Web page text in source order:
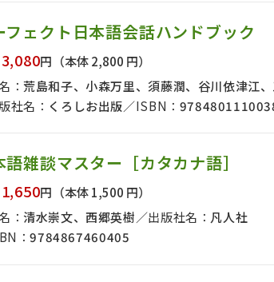
フェクト日本語会話ハンドブック
3,080円 （本体 2,800 円）
：荒島和子、小森万里、須藤潤、谷川依津江
社名： くろしお出版 ISBN：
語雑談マスター［カタカナ語］
1,650円 （本体 1,500 円）
： 清水崇文、西郷英樹 出版社名： 凡人社
：9784867460405